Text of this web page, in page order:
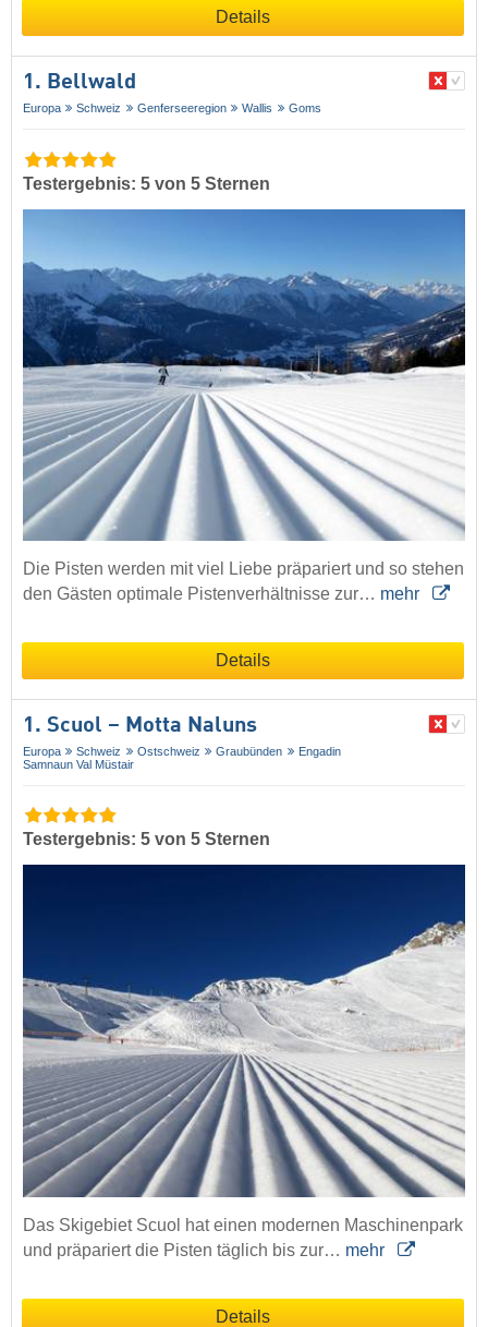
Details
1. Bellwald
Europa Schweiz Genferseeregion Wallis Goms
Testergebnis: 5 von 5 Sternen
Die Pisten werden mit viel Liebe präpariert und so stehen
den Gästen optimale Pistenverhältnisse zur… mehr
Details
1. Scuol – Motta Naluns
Europa Schweiz Ostschweiz Graubünden
Engadin
Samnaun Val Müstair
Testergebnis: 5 von 5 Sternen
Das Skigebiet Scuol hat einen modernen Maschinenpark
und präpariert die Pisten täglich bis zur… mehr
Details